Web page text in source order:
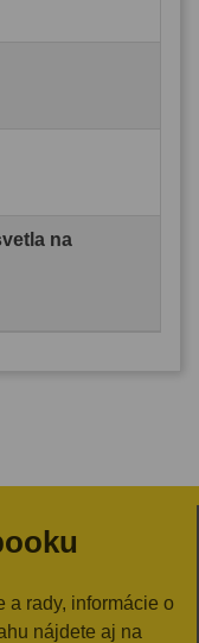
na
a rady, informácie o
nájdete aj na